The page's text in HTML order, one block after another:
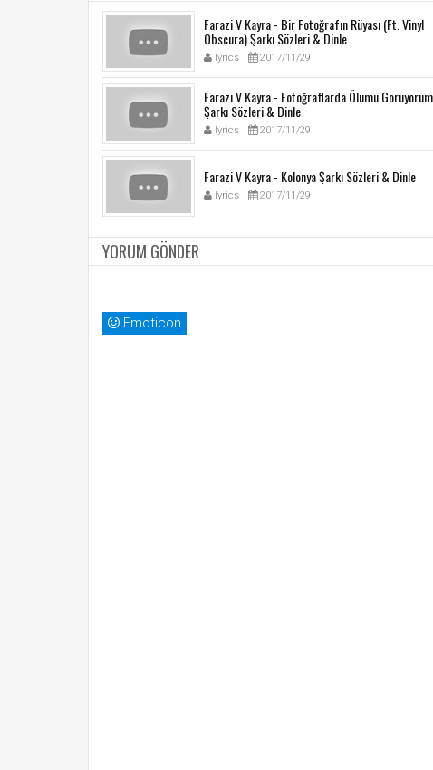
Farazi V Kayra - Bir Fotoğrafın Rüyası (Ft. Vinyl
Obscura) Şarkı Sözleri & Dinle
lyrics 2017/11/29
Farazi V Kayra - Fotoğraflarda Ölümü Görüyorum
Şarkı Sözleri & Dinle
lyrics 2017/11/29
Farazi V Kayra - Kolonya Şarkı Sözleri & Dinle
lyrics 2017/11/29
YORUM GÖNDER
Emoticon